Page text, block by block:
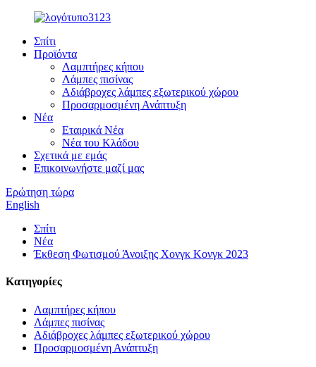
Σπίτι
Προϊόντα
Λαμπτήρες κήπου
Λάμπες πισίνας
Αδιάβροχες λάμπες εξωτερικού χώρου
Προσαρμοσμένη Ανάπτυξη
Νέα
Εταιρικά Νέα
Νέα του Κλάδου
Σχετικά με εμάς
Επικοινωνήστε μαζί μας
Ερώτηση τώρα
English
Σπίτι
Νέα
Έκθεση Φωτισμού Άνοιξης Χονγκ Κονγκ 2023
Κατηγορίες
Λαμπτήρες κήπου
Λάμπες πισίνας
Αδιάβροχες λάμπες εξωτερικού χώρου
Προσαρμοσμένη Ανάπτυξη